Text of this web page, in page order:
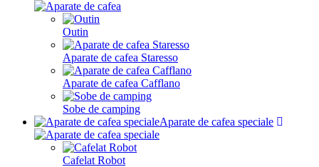
Outin
Aparate de cafea Staresso
Aparate de cafea Cafflano
Sobe de camping
Aparate de cafea speciale
Cafelat Robot